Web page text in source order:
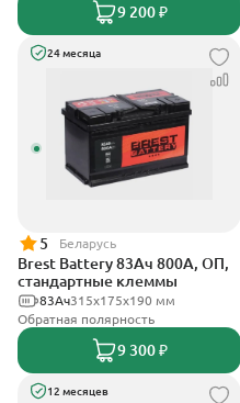
9 200 ₽
24 месяца
5 Беларусь
Brest Battery 83Ач 800А, ОП,
стандартные клеммы
315x175x190 мм
83Ач
Обратная полярность
9 300 ₽
12 месяцев